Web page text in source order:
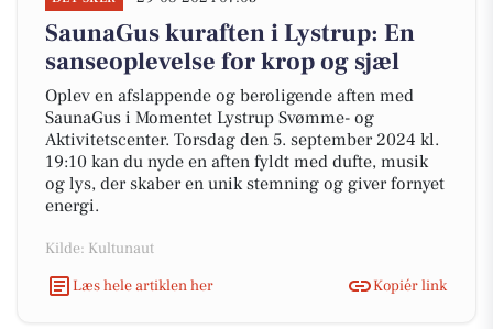
SaunaGus kuraften i Lystrup: En
sanseoplevelse for krop og sjæl
Oplev en afslappende og beroligende aften med
SaunaGus i Momentet Lystrup Svømme- og
Aktivitetscenter. Torsdag den 5. september 2024 kl.
19:10 kan du nyde en aften fyldt med dufte, musik
og lys, der skaber en unik stemning og giver fornyet
energi.
Kilde: Kultunaut
Læs hele artiklen her
Kopiér link